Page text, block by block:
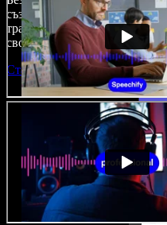
създателите на съдържание
традиционните
свои креативни идеи.
Стартирай Studio